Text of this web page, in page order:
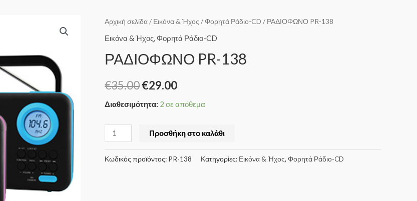
Αρχική σελίδα/ Εικόνα & Ήχος / Φορητά Ράδιο-CD / ΡΑΔΙΟΦΩΝΟ PR-138
Εικόνα & Ήχος, Φορητά Ράδιο-CD
ΡΑΔΙΟΦΩΝΟ PR-138
€35.00€29.00
Διαθεσιμότητα: 2 σε απόθεμα
Προσθήκη στο καλάθι
Κωδικός προϊόντος: PR-138 Κατηγορίες: Εικόνα & Ήχος, Φορητά Ράδιο-CD